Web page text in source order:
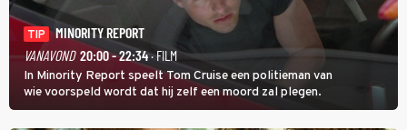
TIP
MINORITY REPORT
VANAVOND 20:00 - 22:34· FILM
In Minority Report speelt Tom Cruise een politieman van
wie voorspeld wordt dat hij zelf een moord zal plegen.